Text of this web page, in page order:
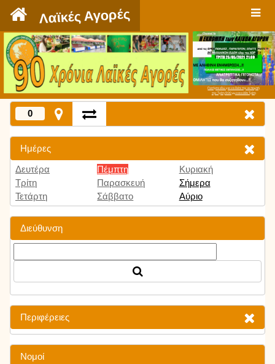
Λαϊκές Αγορές
Πατήστε εδώ για να δείτε την εκπομπή
την Τρίτη 9:00 μμ και κάθε Τρίτη
0
Ημέρες
Δευτέρα
Τρίτη
Τετάρτη
Πέμπτη
Παρασκευή
Σάββατο
Κυριακή
Σήμερα
Αύριο
Διεύθυνση
Περιφέρειες
Νομοί